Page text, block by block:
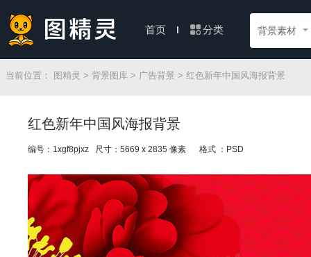
首页 分类 背景素材
当前位置： 图精灵 > 背景图库 > 广告背景 > 红色新年中国风海报背景
红色新年中国风海报背景
编号：1xgf8pjxz 尺寸：5669 x 2835 像素 格式 ：PSD